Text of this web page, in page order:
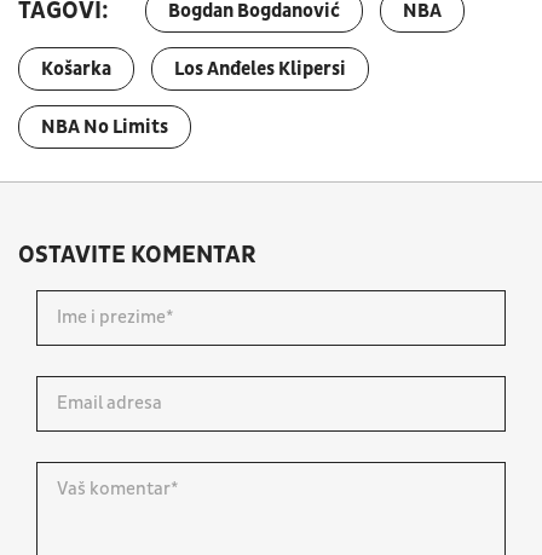
TAGOVI: Bogdan Bogdanović NBA
Košarka Los Anđeles Klipersi
NBA No Limits
OSTAVITE KOMENTAR